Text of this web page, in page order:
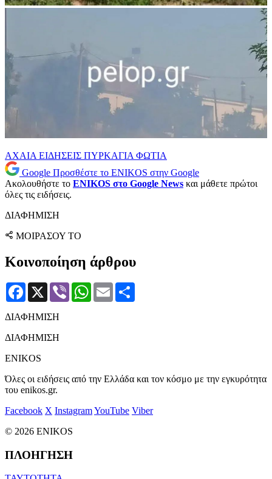
ΑΧΑΙΑ ΕΙΔΗΣΕΙΣ ΠΥΡΚΑΓΙΑ ΦΩΤΙΑ
Google Προσθέστε το ENIKOS στην Google
Ακολουθήστε το ENIKOS στο Google News και μάθετε πρώτοι
όλες τις ειδήσεις.
ΔΙΑΦΗΜΙΣΗ
ΜΟΙΡΑΣΟΥ ΤΟ
Κοινοποίηση άρθρου
Facebook
X Viber WhatsApp
Email
ΔΙΑΦΗΜΙΣΗ
ΔΙΑΦΗΜΙΣΗ
ENIKOS
Όλες οι ειδήσεις από την Ελλάδα και τον κόσμο με την εγκυρότητα
του enikos.gr.
Facebook X InstagramYouTube Viber
© 2026 ENIKOS
ΠΛΟΗΓΗΣΗ